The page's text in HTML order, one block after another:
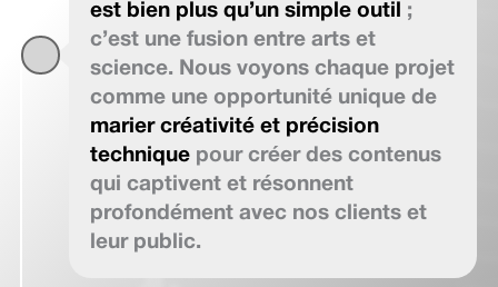
est bien plus qu’un simple outil
;
c’est une fusion entre arts et
science. Nous voyons chaque projet
comme une opportunité unique de
marier créativité et précision
technique pour créer des contenus
qui captivent et résonnent
profondément avec nos clients et
leur public.